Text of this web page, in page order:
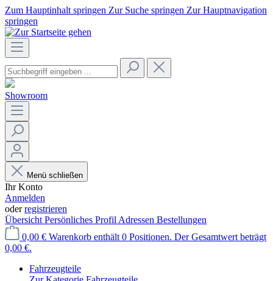
Zum Hauptinhalt springen Zur Suche springen Zur Hauptnavigation
springen
Showroom
Menü schließen
Ihr Konto
Anmelden
oderregistrieren
Übersicht Persönliches Profil Adressen Bestellungen
0,00 € Warenkorb enthält 0 Positionen. Der Gesamtwert beträgt
0,00 €.
Fahrzeugteile